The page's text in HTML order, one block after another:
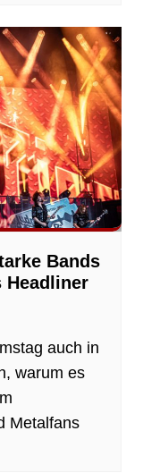
Bands
Headliner
auch in
warum es
Metalfans